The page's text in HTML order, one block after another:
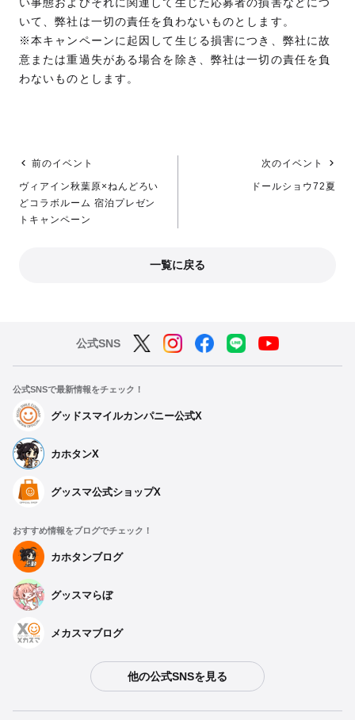
いて、弊社は一切の責任を負わないものとします。
※本キャンペーンに起因して生じる損害につき、弊社に故
意または重過失がある場合を除き、弊社は一切の責任を負
わないものとします。
前のイベント
ヴィアイン秋葉原×ねんどろい
どコラボルーム 宿泊プレゼン
トキャンペーン
次のイベント
ドールショウ72夏
一覧に戻る
公式SNS
公式SNSで最新情報をチェック！
グッドスマイルカンパニー公式X
カホタンX
グッスマ公式ショップX
おすすめ情報をブログでチェック！
カホタンブログ
グッスマらぼ
メカスマブログ
他の公式SNSを見る